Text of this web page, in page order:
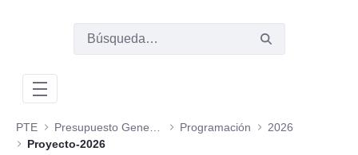
PTE Programación
2026
Proyecto-2026